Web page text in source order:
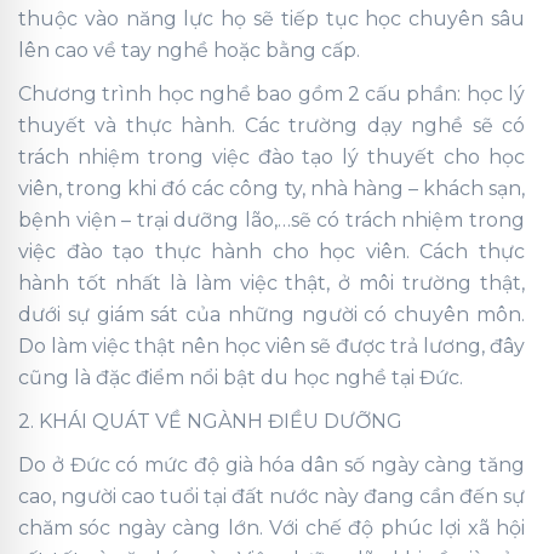
thuộc vào năng lực họ sẽ tiếp tục học chuyên sâu
lên cao về tay nghề hoặc bằng cấp.
Chương trình học nghề bao gồm 2 cấu phần: học lý
thuyết và thực hành. Các trường dạy nghề sẽ có
trách nhiệm trong việc đào tạo lý thuyết cho học
viên, trong khi đó các công ty, nhà hàng – khách sạn,
bệnh viện – trại dưỡng lão,…sẽ có trách nhiệm trong
việc đào tạo thực hành cho học viên. Cách thực
hành tốt nhất là làm việc thật, ở môi trường thật,
dưới sự giám sát của những người có chuyên môn.
Do làm việc thật nên học viên sẽ được trả lương, đây
cũng là đặc điểm nổi bật du học nghề tại Đức.
2. KHÁI QUÁT VỀ NGÀNH ĐIỀU DƯỠNG
Do ở Đức có mức độ già hóa dân số ngày càng tăng
cao, người cao tuổi tại đất nước này đang cần đến sự
chăm sóc ngày càng lớn. Với chế độ phúc lợi xã hội